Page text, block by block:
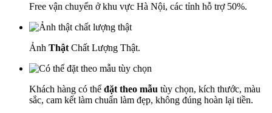
Free vận chuyển ở khu vực Hà Nội, các tỉnh hỗ trợ 50%.
Ảnh Thật Chất Lượng Thật.
Khách hàng có thể đặt theo mẫu tùy chọn, kích thước, màu
sắc, cam kết làm chuẩn làm đẹp, không đúng hoàn lại tiền.